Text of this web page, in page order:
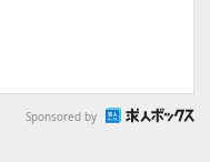
Sponsored by